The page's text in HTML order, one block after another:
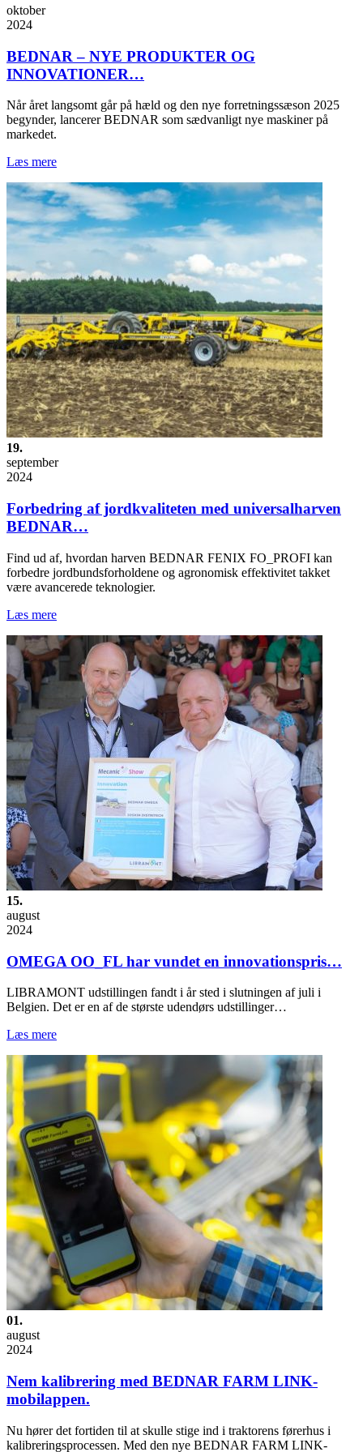
oktober
2024
BEDNAR – NYE PRODUKTER OG
INNOVATIONER…
Når året langsomt går på hæld og den nye forretningssæson 2025
begynder, lancerer BEDNAR som sædvanligt nye maskiner på
markedet.
Læs mere
19.
september
2024
Forbedring af jordkvaliteten med universalharven
BEDNAR…
Find ud af, hvordan harven BEDNAR FENIX FO_PROFI kan
forbedre jordbundsforholdene og agronomisk effektivitet takket
være avancerede teknologier.
Læs mere
15.
august
2024
OMEGA OO_FL har vundet en innovationspris…
LIBRAMONT udstillingen fandt i år sted i slutningen af juli i
Belgien. Det er en af de største udendørs udstillinger…
Læs mere
01.
august
2024
Nem kalibrering med BEDNAR FARM LINK-
mobilappen.
Nu hører det fortiden til at skulle stige ind i traktorens førerhus i
kalibreringsprocessen. Med den nye BEDNAR FARM LINK-